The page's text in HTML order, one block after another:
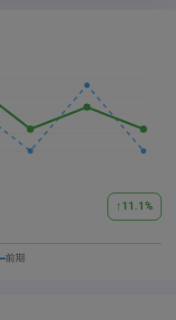
↑ 11.1 %
前期